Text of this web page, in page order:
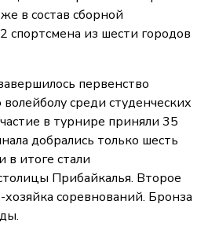
в состав сборной
спортсмена из шести городов
первенство
среди студенческих
в турнире приняли 35
добрались только шесть
в итоге стали
Прибайкалья. Второе
хозяйка соревнований. Бронза